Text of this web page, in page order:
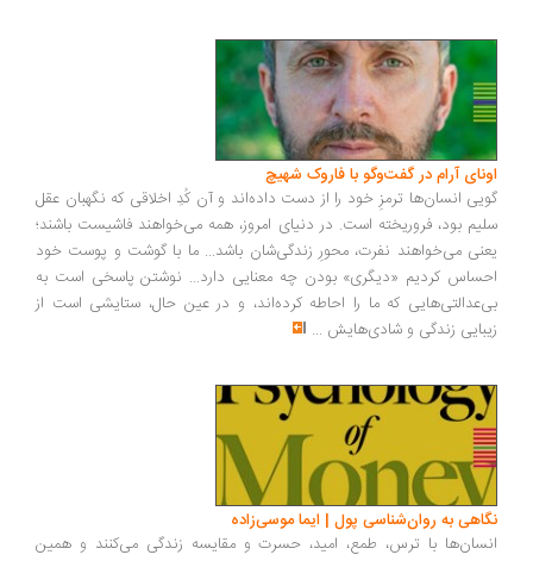
اونای آرام در گفت‌وگو با فاروک شهیچ‭
گویی انسان‌ها ترمزِ خود را از دست داده‌اند و آن کُدِ اخلاقی که نگهبان عقل
سلیم بود، فروریخته است. در دنیای امروز، همه می‌خواهند فاشیست باشند؛
یعنی می‌خواهند نفرت، محورِ زندگی‌شان باشد... ما با گوشت و پوست خود
احساس کردیم «دیگری» بودن چه معنایی دارد... نوشتن پاسخی است به
بی‌عدالتی‌هایی که ما را احاطه کرده‌اند، و در عین حال، ستایشی است از
زیبایی زندگی و شادی‌هایش ...
نگاهی به روان‌شناسی پول | ایما موسی‌زاده
انسان‌ها با ترس، طمع، امید، حسرت و مقایسه زندگی می‌کنند و همین